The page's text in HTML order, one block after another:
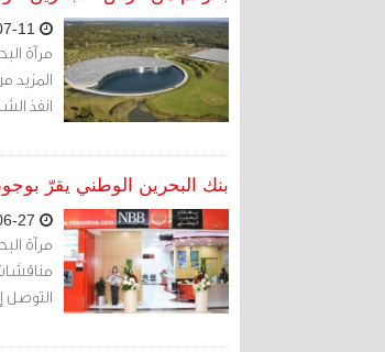
مرآة
انفذ
بنك البحرين الوطني يقرّ
مرآة
التوصل